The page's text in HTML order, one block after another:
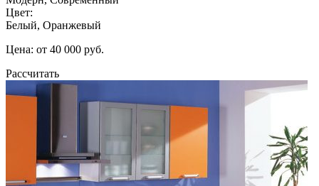
Цвет:
Белый, Оранжевый
Цена: от 40 000 руб.
Рассчитать